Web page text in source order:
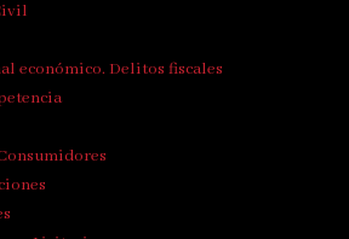
económico. Delitos fiscales